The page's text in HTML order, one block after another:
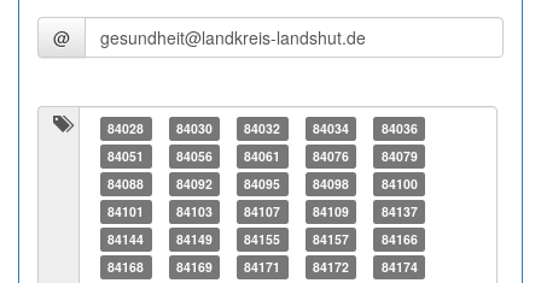
@
84028 84030 84032 84034
84036
84051
84056 84061 84076
84079
84088
84092 84095 84098
84100
84101
84103 84107 84109
84137
84144
84149 84155 84157
84166
84168
84169 84171 84172 84174